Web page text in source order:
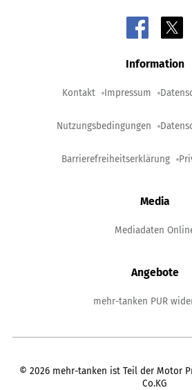
Information
Kontakt Impressum
Nutzungsbedingungen
Barrierefreiheitserklärung
Media
Mediadaten
Angebote
mehr-tanken PUR
© 2026 mehr-tanken ist Teil der Motor
Co.KG